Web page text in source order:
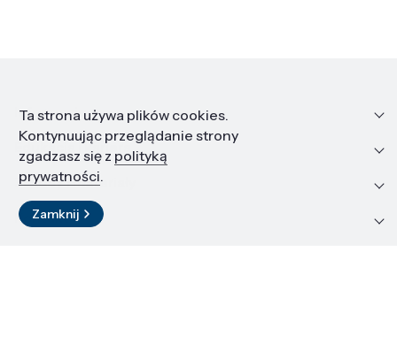
Informacje
Edukacja i kariera
Zasoby i materiały
Kontakt
Ta strona używa plików cookies.
Kontynuując przeglądanie strony
zgadzasz się z polityką
prywatności.
Zamknij